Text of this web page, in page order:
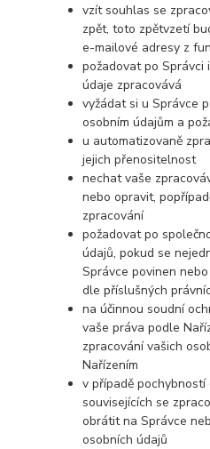
vzít souhlas se
zpět, toto zpětvzetí
e-mailové adresy z
požadovat po Správci
údaje zpracovává
vyžádat si u Správce
osobním údajům a
u automatizovaně
jejich přenositelnost
nechat vaše
nebo opravit,
zpracování
požadovat po
údajů, pokud se
Správce povinen
dle příslušných
na účinnou soudní
vaše práva podle
zpracování vašich
Nařízením
v případě
souvisejících se
obrátit na Správce
osobních údajů